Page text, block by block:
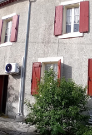
VOIR LE BIEN